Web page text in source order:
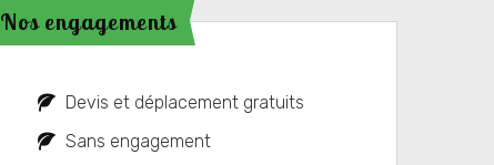
Nos engagements
Devis et déplacement gratuits
Sans engagement